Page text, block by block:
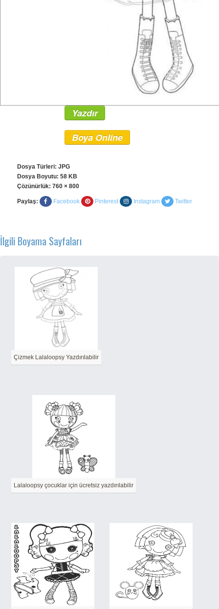
Yazdır
Boya Online
Dosya Türleri: JPG
Dosya Boyutu: 58 KB
Çözünürlük: 760 × 800
Paylaş: Facebook Pinterest Instagram Twitter
İlgili Boyama Sayfaları
Çizmek Lalaloopsy Yazdırılabilir
Lalaloopsy çocuklar için ücretsiz yazdırılabilir